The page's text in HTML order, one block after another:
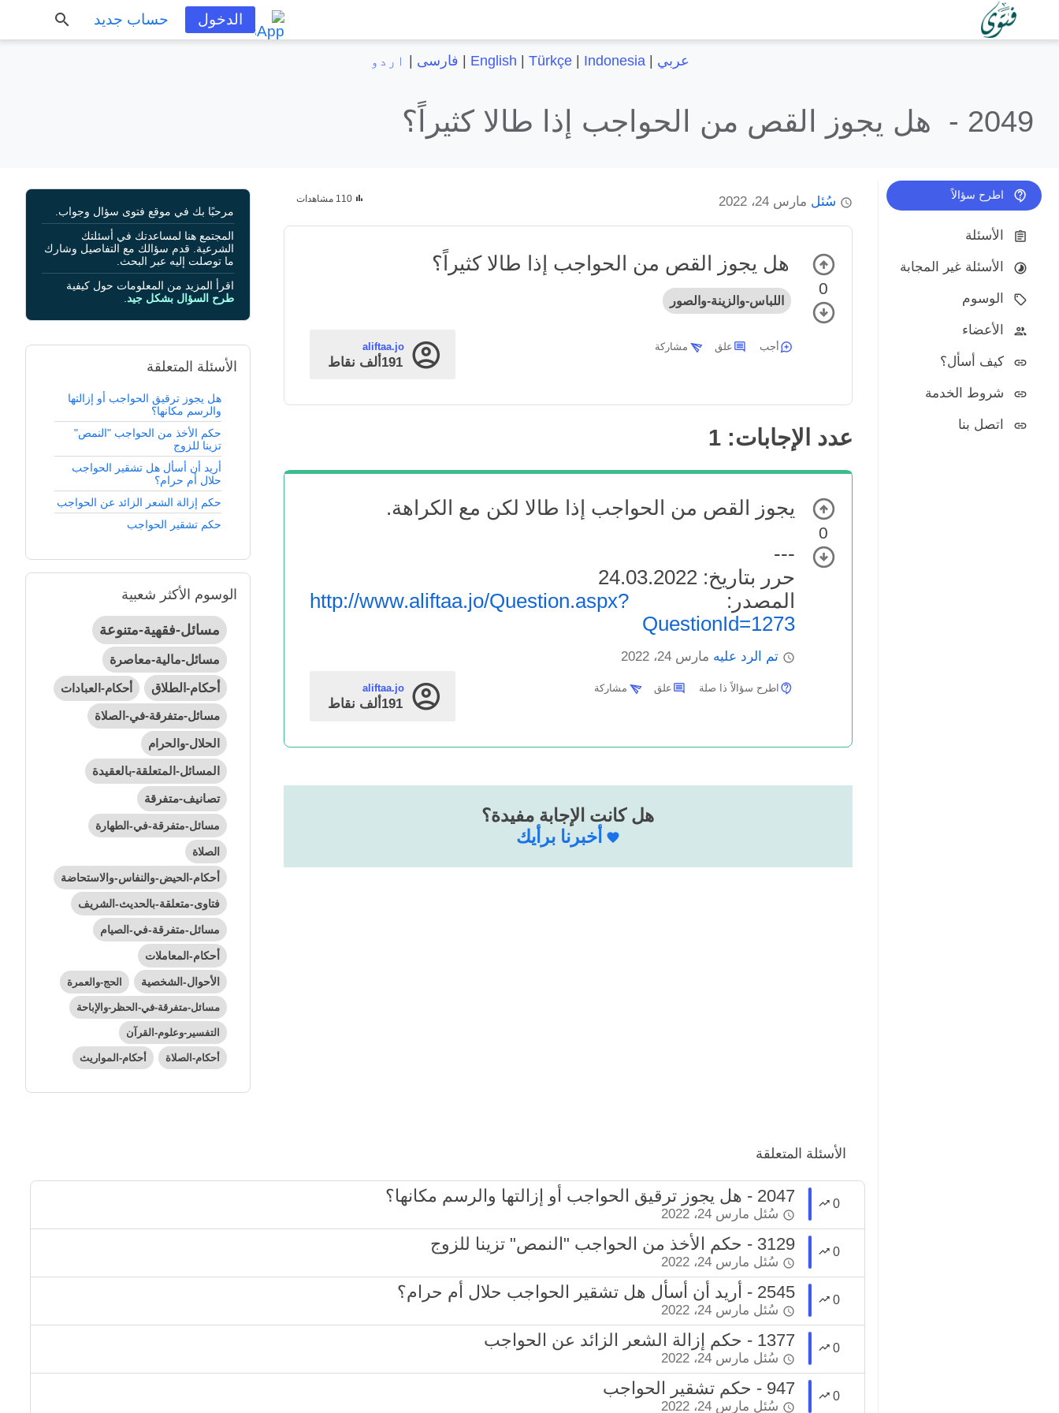
الدخول حساب جديد
عربي |
English Türkçe| Indonesia فارسی اردو
2049 - هل يجوز القص من الحواجب إذا طالا كثيراً؟
اطرح سؤالاً
الأسئلة
الأسئلة غير المجابة
الوسوم
الأعضاء
كيف أسأل؟
شروط الخدمة
اتصل بنا
سُئل مارس 24، 2022 110 مشاهدات
0
هل يجوز القص من الحواجب إذا طالا كثيراً؟
اللباس-والزينة-والصور
aliftaa.jo
191ألف نقاط
أجب علق مشاركة
عدد الإجابات: 1
0
يجوز القص من الحواجب إذا طالا لكن مع الكراهة.
---
حرر بتاريخ: 24.03.2022
المصدر:http://www.aliftaa.jo/Question.aspx?
QuestionId=1273
تم الرد عليه مارس 24، 2022
aliftaa.jo
191ألف نقاط
اطرح سؤالاً ذا صلة علق مشاركة
هل كانت الإجابة مفيدة؟
أخبرنا برأيك
مرحبًا بك في موقع فتوى سؤال وجواب.
المجتمع هنا لمساعدتك في أسئلتك
الشرعية. قدم سؤالك مع التفاصيل وشارك
ما توصلت إليه عبر البحث.
اقرأ المزيد من المعلومات حول كيفية
طرح السؤال بشكل جيد
الأسئلة المتعلقة
هل يجوز ترقيق الحواجب أو إزالتها
والرسم مكانها؟
حكم الأخذ من الحواجب "النمص"
تزينا للزوج
أريد أن أسأل هل تشقير الحواجب
حلال أم حرام؟
حكم إزالة الشعر الزائد عن الحواجب
حكم تشقير الحواجب
الوسوم الأكثر شعبية
مسائل-فقهية-متنوعة
مسائل-مالية-معاصرة
أحكام-الطلاق أحكام-العبادات
مسائل-متفرقة-في-الصلاة
الحلال-والحرام
المسائل-المتعلقة-بالعقيدة
تصانيف-متفرقة
مسائل-متفرقة-في-الطهارة
الصلاة
أحكام-الحيض-والنفاس-والاستحاضة
فتاوى-متعلقة-بالحديث-الشريف
مسائل-متفرقة-في-الصيام
أحكام-المعاملات
الأحوال-الشخصية الحج-والعمرة
مسائل-متفرقة-في-الحظر-والإباحة
التفسير-وعلوم-القرآن
أحكام-الصلاة أحكام-المواريث
الأسئلة المتعلقة
0 2047 - هل يجوز ترقيق الحواجب أو إزالتها والرسم مكانها؟
سُئل مارس 24، 2022
0 3129 - حكم الأخذ من الحواجب "النمص" تزينا للزوج
سُئل مارس 24، 2022
0 2545 - أريد أن أسأل هل تشقير الحواجب حلال أم حرام؟
سُئل مارس 24، 2022
0 1377 - حكم إزالة الشعر الزائد عن الحواجب
سُئل مارس 24، 2022
0 947 - حكم تشقير الحواجب
سُئل مارس 24، 2022